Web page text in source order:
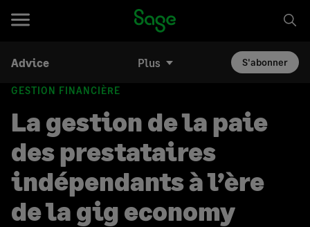
Advice Plus S'abonner
GESTION FINANCIÈRE
La gestion de la paie
des prestataires
indépendants à l’ère
de la gig economy